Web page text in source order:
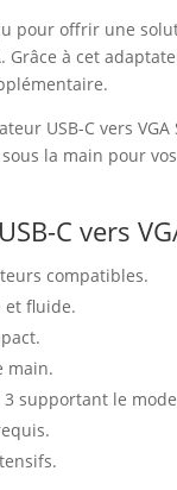
pour offrir une
à cet
USB-C vers
la main pour
C vers
compatibles.
et fluide.
main.
supportant le